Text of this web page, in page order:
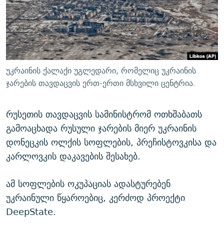
ᲛᲝᲚᲐᲞᲐᲠᲐᲙᲔ ᲢᲔᲥᲡᲢᲔᲑᲘ
ᲨᲘᲜ - ᲣᲪᲮᲝᲔᲗᲨᲘ
ᲚᲘᲢᲔᲠᲐᲢᲣᲠᲣᲚᲘ ᲬᲐᲮᲜᲐᲒᲔᲑᲘ
ᲐᲛᲔᲠᲘᲙᲣᲚᲘ ᲛᲝᲗᲮᲠᲝᲑᲐ
ᲘᲛᲞᲔᲠᲘᲐ ᲓᲐ ᲠᲐᲓᲘᲝ
ᲩᲔᲛᲘ ᲡᲘᲙᲕᲓᲘᲚᲘᲡ ᲛᲘᲖᲔᲖᲘᲐ COVID-19
11 ᲬᲔᲚᲘ - 11 ᲐᲛᲑᲐᲕᲘ
ᲡᲐᲞᲐᲠᲚᲐᲛᲔᲜᲢᲝ ᲐᲠᲩᲔᲕᲜᲔᲑᲘᲡ ᲘᲡᲢᲝᲠᲘᲐ
ᲑᲐᲕᲨᲕᲔᲑᲘ ᲞᲠᲝᲡᲢᲘᲢᲣᲪᲘᲐᲨᲘ - ᲐᲛᲝᲣᲗᲥᲛᲔᲚᲘ ᲐᲛᲑᲐᲕᲘ
5 ᲐᲛᲑᲐᲕᲘ - 20 ᲘᲕᲜᲘᲡᲡ ᲓᲐᲨᲐᲕᲔᲑᲣᲚᲔᲑᲘ
ПРИВЕТ ᲙᲣᲚᲢᲣᲠᲐ
ᲒᲐᲛᲝᲘᲬᲔᲠᲔ
რთე/რთ-ის ყველა საიტი
უკრაინის ქალაქი უგლედარი, რომელიც უკრაინის
ჯარების თავდაცვის ერთ-ერთი მსხვილი ცენტრია.
რუსეთის თავდაცვის სამინისტრომ ოთხშაბათს
გამოაცხადა რუსული ჯარების მიერ უკრაინის
დონეცკის ოლქის სოფლების, პრეჩისტოვკისა და
კარლოვკის დაკავების შესახებ.
ამ სოფლების ოკუპაციას ადასტურებენ
უკრაინული წყაროებიც, კერძოდ პროექტი
DeepState.